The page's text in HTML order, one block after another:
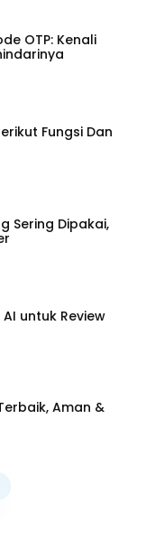
OTP: Kenali
Fungsi Dan
Sering Dipakai,
untuk Review
Aman &